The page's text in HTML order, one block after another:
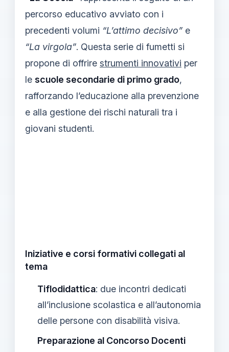
percorso educativo avviato con i
precedenti volumi “L’attimo decisivo” e
“La virgola”. Questa serie di fumetti si
propone di offrire strumenti innovativi per
le scuole secondarie di primo grado,
rafforzando l’educazione alla prevenzione
e alla gestione dei rischi naturali tra i
giovani studenti.
Iniziative e corsi formativi collegati al
tema
Tiflodidattica: due incontri dedicati
all’inclusione scolastica e all’autonomia
delle persone con disabilità visiva.
Preparazione al Concorso Docenti